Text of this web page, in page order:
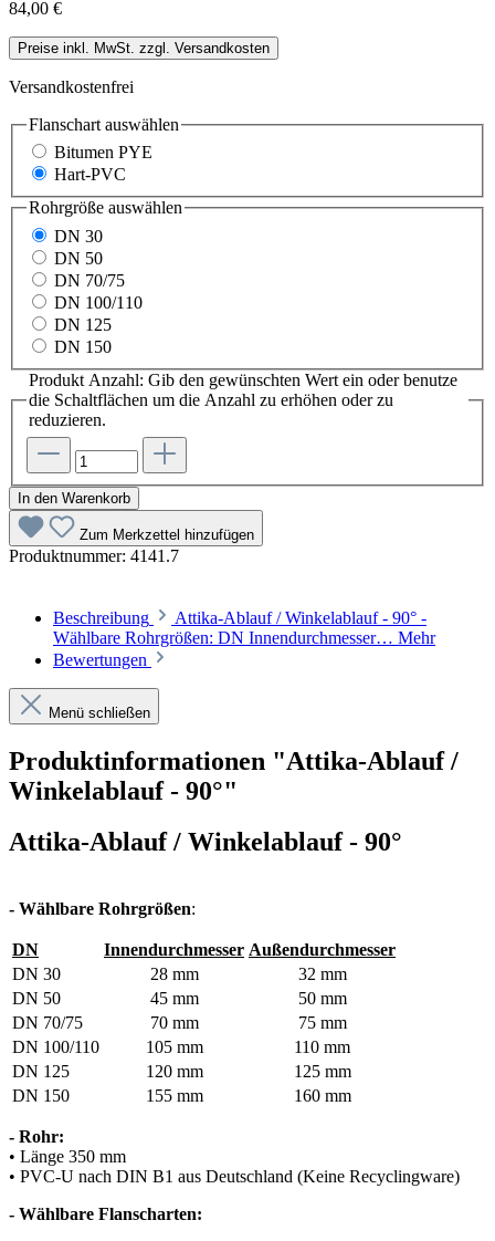
84,00 €
Preise inkl. MwSt. zzgl. Versandkosten
Versandkostenfrei
Flanschart auswählen
Bitumen PYE
Hart-PVC
Rohrgröße auswählen
DN 30
DN 50
DN 70/75
DN 100/110
DN 125
DN 150
Produkt Anzahl: Gib den gewünschten Wert ein oder benutze
die Schaltflächen um die Anzahl zu erhöhen oder zu
reduzieren.
In den Warenkorb
Zum Merkzettel hinzufügen
Produktnummer: 4141.7
Beschreibung
Attika-Ablauf / Winkelablauf - 90° -
Wählbare Rohrgrößen: DN Innendurchmesser… Mehr
Bewertungen
Menü schließen
Produktinformationen "Attika-Ablauf /
Winkelablauf - 90°"
Attika-Ablauf / Winkelablauf - 90°
- Wählbare Rohrgrößen:
DN Innendurchmesser Außendurchmesser
DN 30
28 mm
32 mm
DN 50
45 mm
50 mm
DN 70/75
70 mm
75 mm
DN 100/110
105 mm
110 mm
DN 125
120 mm
125 mm
DN 150
155 mm 160 mm
- Rohr:
• Länge 350 mm
• PVC-U nach DIN B1 aus Deutschland (Keine Recyclingware)
- Wählbare Flanscharten: